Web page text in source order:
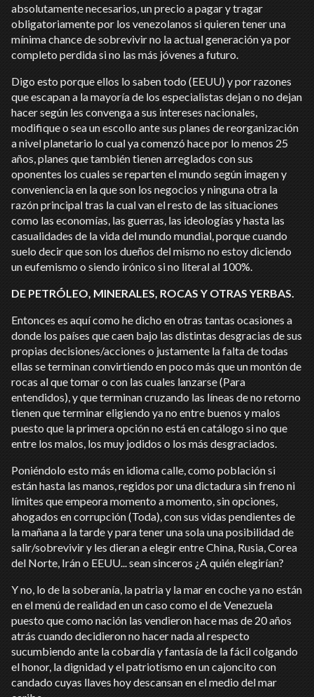
absolutamente necesarios, un precio a pagar y tragar
obligatoriamente por los venezolanos si quieren tener una
mínima chance de sobrevivir no la actual generación ya por
completo perdida si no las más jóvenes a futuro.
Digo esto porque ellos lo saben todo (EEUU) y por razones
que escapan a la mayoría de los especialistas dejan o no dejan
hacer según les convenga a sus intereses nacionales,
modifique o sea un escollo ante sus planes de reorganización
a nivel planetario lo cual ya comenzó hace por lo menos 25
años, planes que también tienen arreglados con sus
oponentes los cuales se reparten el mundo según imagen y
conveniencia en la que son los negocios y ninguna otra la
razón principal tras la cual van el resto de las situaciones
como las economías, las guerras, las ideologías y hasta las
casualidades de la vida del mundo mundial, porque cuando
suelo decir que son los dueños del mismo no estoy diciendo
un eufemismo o siendo irónico si no literal al 100%.
DE PETRÓLEO, MINERALES, ROCAS Y OTRAS YERBAS.
Entonces es aquí como he dicho en otras tantas ocasiones a
donde los países que caen bajo las distintas desgracias de sus
propias decisiones/acciones o justamente la falta de todas
ellas se terminan convirtiendo en poco más que un montón de
rocas al que tomar o con las cuales lanzarse (Para
entendidos), y que terminan cruzando las líneas de no retorno
tienen que terminar eligiendo ya no entre buenos y malos
puesto que la primera opción no está en catálogo si no que
entre los malos, los muy jodidos o los más desgraciados.
Poniéndolo esto más en idioma calle, como población si
están hasta las manos, regidos por una dictadura sin freno ni
límites que empeora momento a momento, sin opciones,
ahogados en corrupción (Toda), con sus vidas pendientes de
la mañana a la tarde y para tener una sola una posibilidad de
salir/sobrevivir y les dieran a elegir entre China, Rusia, Corea
del Norte, Irán o EEUU... sean sinceros ¿A quién elegirían?
Y no, lo de la soberanía, la patria y la mar en coche ya no están
en el menú de realidad en un caso como el de Venezuela
puesto que como nación las vendieron hace mas de 20 años
atrás cuando decidieron no hacer nada al respecto
sucumbiendo ante la cobardía y fantasía de la fácil colgando
el honor, la dignidad y el patriotismo en un cajoncito con
candado cuyas llaves hoy descansan en el medio del mar